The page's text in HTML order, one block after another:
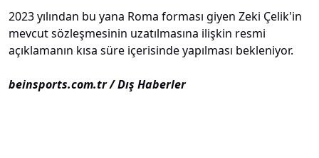
2023 yılından bu yana Roma forması giyen Zeki Çelik'in
mevcut sözleşmesinin uzatılmasına ilişkin resmi
açıklamanın kısa süre içerisinde yapılması bekleniyor.
beinsports.com.tr / Dış Haberler